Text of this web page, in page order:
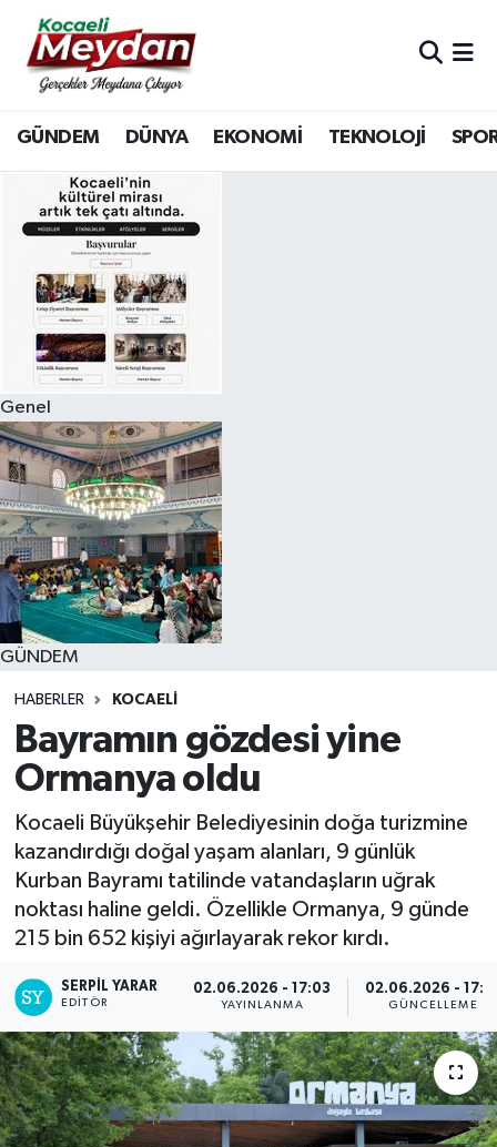
GÜNDEM DÜNYA EKONOMİ TEKNOLOJİ
Genel
GÜNDEM
HABERLER KOCAELI
Bayramın gözdesi yine
Ormanya oldu
Kocaeli Büyükşehir Belediyesinin doğa turizmine
kazandırdığı doğal yaşam alanları, 9 günlük
Kurban Bayramı tatilinde vatandaşların uğrak
noktası haline geldi. Özellikle Ormanya, 9 günde
215 bin 652 kişiyi ağırlayarak rekor kırdı.
SERPİL YARAR
EDITÖR
02.06.2026 - 17:03
YAYINLANMA
02.06.2026 -
GÜNCELLEME
Nöbetçi Eczaneler
Hava Durumu
Trafik Durumu
Süper Lig Puan Durumu ve Fikstür
Tüm Manşetler
Son Dakika Haberleri
Haber Arşivi